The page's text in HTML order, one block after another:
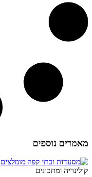
מאמרים נוספים
קולינריה ומתכונים